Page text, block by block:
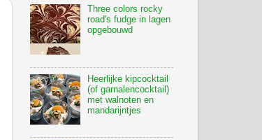
Three colors rocky
road's fudge in lagen
opgebouwd
Heerlijke kipcocktail
(of garnalencocktail)
met walnoten en
mandarijntjes